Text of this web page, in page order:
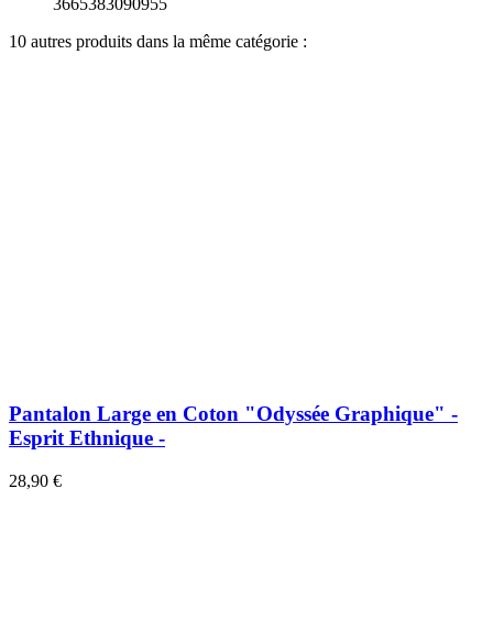
10 autres produits dans la même catégorie :
Pantalon Large en Coton "Odyssée Graphique" -
Esprit Ethnique -
28,90 €